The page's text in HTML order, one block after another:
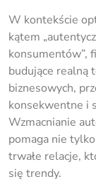
W kontekście
kątem
konsumentów”,
budujące realną
biznesowych,
konsekwentne i
Wzmacnianie
pomaga nie
trwałe relacje,
się trendy.